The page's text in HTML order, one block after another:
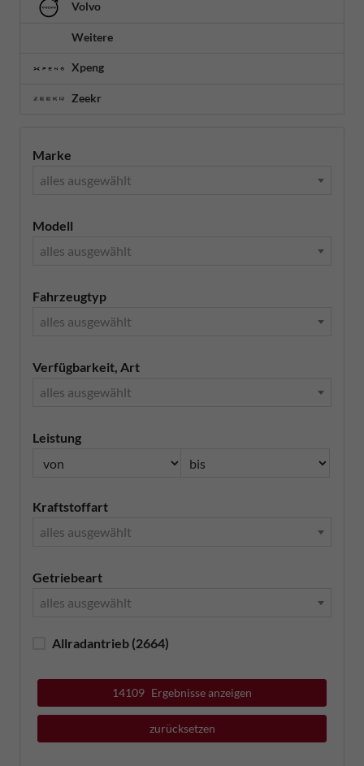
Volvo
Weitere
Xpeng
Zeekr
Marke
alles ausgewählt
Modell
alles ausgewählt
Fahrzeugtyp
alles ausgewählt
Verfügbarkeit, Art
alles ausgewählt
Leistung
Kraftstoffart
alles ausgewählt
Getriebeart
alles ausgewählt
Allradantrieb (2664)
14109 Ergebnisse anzeigen
zurücksetzen